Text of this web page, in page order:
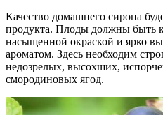
Качество домашнего сиропа
продукта. Плоды должны быть
насыщенной окраской и ярко
ароматом. Здесь необходим
недозрелых, высохших,
смородиновых ягод.